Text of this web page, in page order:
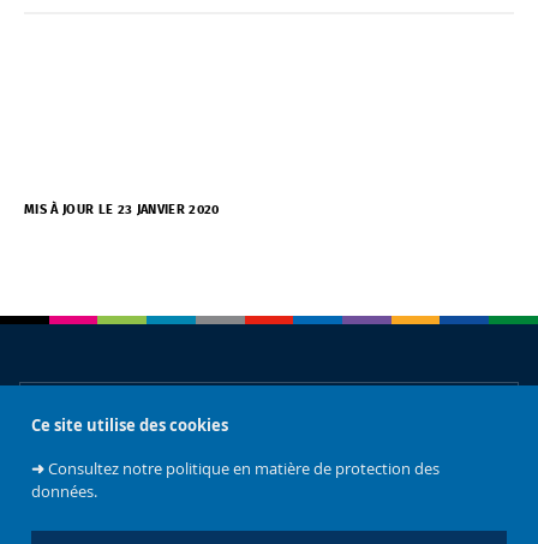
Ce site utilise des cookies
➜Consultez notre politique en matière de protection des
données.
MIS À JOUR LE 23 JANVIER 2020
Accès rapides